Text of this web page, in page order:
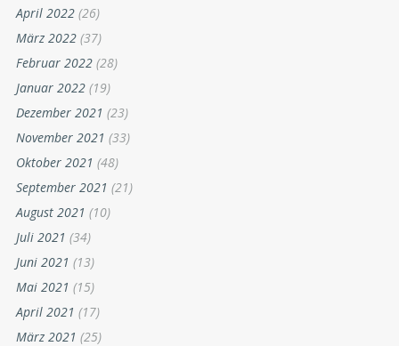
April 2022 (26)
März 2022 (37)
Februar 2022 (28)
Januar 2022 (19)
Dezember 2021 (23)
November 2021 (33)
Oktober 2021 (48)
September 2021 (21)
August 2021 (10)
Juli 2021 (34)
Juni 2021 (13)
Mai 2021 (15)
April 2021 (17)
März 2021 (25)